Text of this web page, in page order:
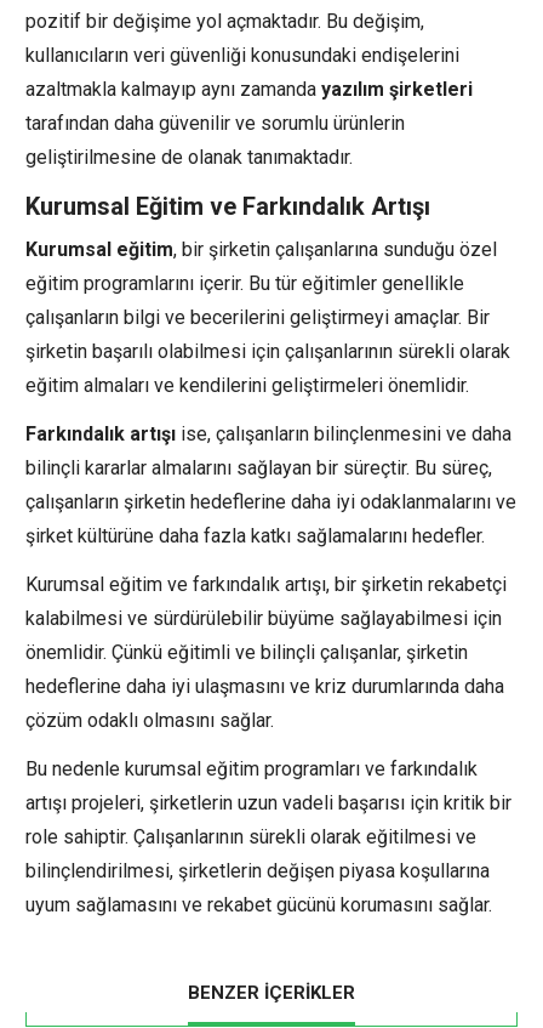
pozitif bir değişime yol açmaktadır. Bu değişim,
kullanıcıların veri güvenliği konusundaki endişelerini
azaltmakla kalmayıp aynı zamanda yazılım şirketleri
tarafından daha güvenilir ve sorumlu ürünlerin
geliştirilmesine de olanak tanımaktadır.
Kurumsal Eğitim ve Farkındalık Artışı
Kurumsal eğitim, bir şirketin çalışanlarına sunduğu özel
eğitim programlarını içerir. Bu tür eğitimler genellikle
çalışanların bilgi ve becerilerini geliştirmeyi amaçlar. Bir
şirketin başarılı olabilmesi için çalışanlarının sürekli olarak
eğitim almaları ve kendilerini geliştirmeleri önemlidir.
Farkındalık artışı ise, çalışanların bilinçlenmesini ve daha
bilinçli kararlar almalarını sağlayan bir süreçtir. Bu süreç,
çalışanların şirketin hedeflerine daha iyi odaklanmalarını ve
şirket kültürüne daha fazla katkı sağlamalarını hedefler.
Kurumsal eğitim ve farkındalık artışı, bir şirketin rekabetçi
kalabilmesi ve sürdürülebilir büyüme sağlayabilmesi için
önemlidir. Çünkü eğitimli ve bilinçli çalışanlar, şirketin
hedeflerine daha iyi ulaşmasını ve kriz durumlarında daha
çözüm odaklı olmasını sağlar.
Bu nedenle kurumsal eğitim programları ve farkındalık
artışı projeleri, şirketlerin uzun vadeli başarısı için kritik bir
role sahiptir. Çalışanlarının sürekli olarak eğitilmesi ve
bilinçlendirilmesi, şirketlerin değişen piyasa koşullarına
uyum sağlamasını ve rekabet gücünü korumasını sağlar.
BENZER İÇERİKLER